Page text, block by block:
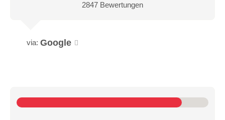
2847 Bewertungen
via: Google